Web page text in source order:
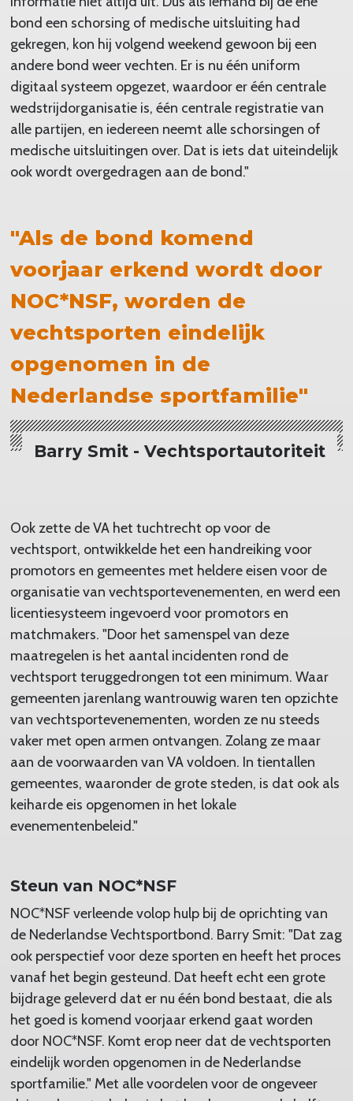
bond een schorsing of medische uitsluiting had
gekregen, kon hij volgend weekend gewoon bij een
andere bond weer vechten. Er is nu één uniform
digitaal systeem opgezet, waardoor er één centrale
wedstrijdorganisatie is, één centrale registratie van
alle partijen, en iedereen neemt alle schorsingen of
medische uitsluitingen over. Dat is iets dat uiteindelijk
ook wordt overgedragen aan de bond."
"Als de bond komend
voorjaar erkend wordt door
NOC*NSF, worden de
vechtsporten eindelijk
opgenomen in de
Nederlandse sportfamilie"
Barry Smit - Vechtsportautoriteit
Ook zette de VA het tuchtrecht op voor de
vechtsport, ontwikkelde het een handreiking voor
promotors en gemeentes met heldere eisen voor de
organisatie van vechtsportevenementen, en werd een
licentiesysteem ingevoerd voor promotors en
matchmakers. "Door het samenspel van deze
maatregelen is het aantal incidenten rond de
vechtsport teruggedrongen tot een minimum. Waar
gemeenten jarenlang wantrouwig waren ten opzichte
van vechtsportevenementen, worden ze nu steeds
vaker met open armen ontvangen. Zolang ze maar
aan de voorwaarden van VA voldoen. In tientallen
gemeentes, waaronder de grote steden, is dat ook als
keiharde eis opgenomen in het lokale
evenementenbeleid."
Steun van NOC*NSF
NOC*NSF verleende volop hulp bij de oprichting van
de Nederlandse Vechtsportbond. Barry Smit: "Dat zag
ook perspectief voor deze sporten en heeft het proces
vanaf het begin gesteund. Dat heeft echt een grote
bijdrage geleverd dat er nu één bond bestaat, die als
het goed is komend voorjaar erkend gaat worden
door NOC*NSF. Komt erop neer dat de vechtsporten
eindelijk worden opgenomen in de Nederlandse
sportfamilie." Met alle voordelen voor de ongeveer